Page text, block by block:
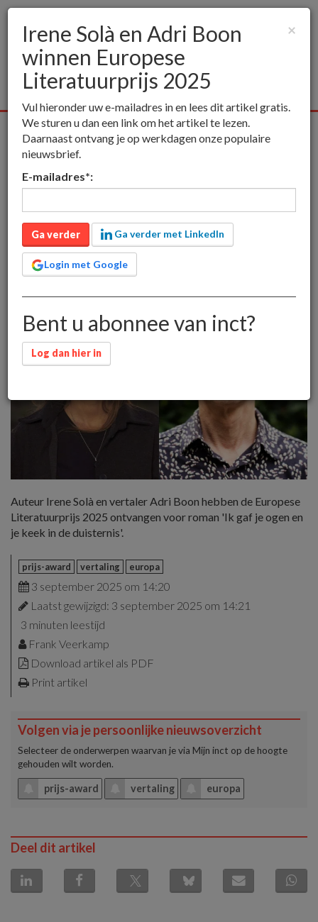
Alle media Publieksmedia Vakmedia Educatieve media
inct Publieksmedia
Literatuurprijs 2025
Irene Solà en Adri Boon
winnen Europese
Literatuurprijs 2025
Auteur Irene Solà en vertaler Adri Boon hebben de Europese
Literatuurprijs 2025 ontvangen voor roman 'Ik gaf je ogen en
je keek in de duisternis'.
prijs-award vertaling europa
3 september 2025 om 14:20
Laatst gewijzigd: 3 september 2025 om 14:21
3 minuten leestijd
Frank Veerkamp
Download artikel als PDF
Print artikel
Volgen via je persoonlijke nieuwsoverzicht
Selecteer de onderwerpen waarvan je via Mijn inct op de hoogte
gehouden wilt worden.
prijs-award vertaling europa
Deel dit artikel
×
Irene Solà en Adri Boon
winnen Europese
Literatuurprijs 2025
Vul hieronder uw e-mailadres in en lees dit artikel gratis.
We sturen u dan een link om het artikel te lezen.
Daarnaast ontvang je op werkdagen onze populaire
nieuwsbrief.
E-mailadres*:
Ga verder Ga verder met LinkedIn
Login met Google
Bent u abonnee van inct?
Log dan hier in